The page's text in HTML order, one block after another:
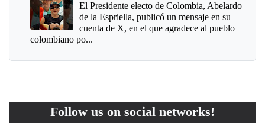
El Presidente electo de Colombia, Abelardo
de la Espriella, publicó un mensaje en su
cuenta de X, en el que agradece al pueblo
colombiano po...
Follow us on social networks!